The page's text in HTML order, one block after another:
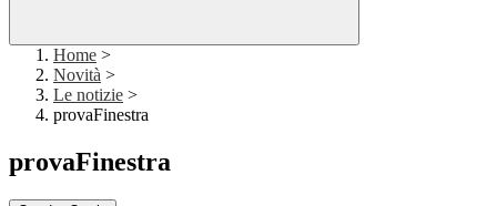
Home >
Novità >
Le notizie >
provaFinestra
provaFinestra